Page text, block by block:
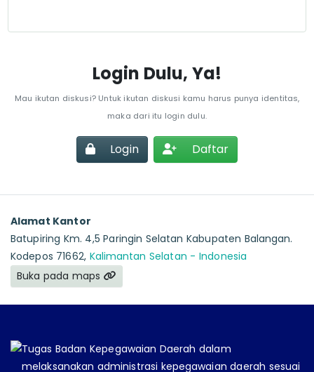
Login Dulu, Ya!
Mau ikutan diskusi? Untuk ikutan diskusi kamu harus punya identitas,
maka dari itu login dulu.
Login Daftar
Alamat Kantor
Batupiring Km. 4,5 Paringin Selatan Kabupaten Balangan.
Kodepos 71662, Kalimantan Selatan - Indonesia
Buka pada maps
Tugas Badan Kepegawaian Daerah dalam
melaksanakan administrasi kepegawaian daerah sesuai